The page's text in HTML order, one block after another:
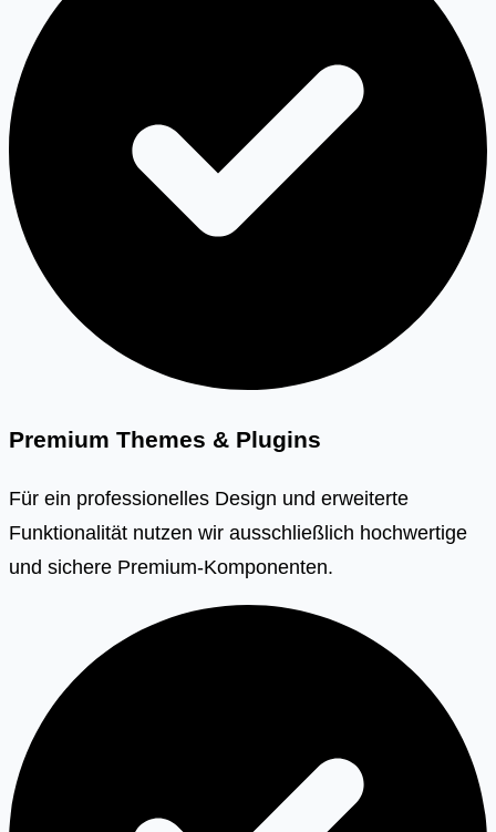
Premium Themes & Plugins
Für ein professionelles Design und erweiterte
Funktionalität nutzen wir ausschließlich hochwertige
und sichere Premium-Komponenten.